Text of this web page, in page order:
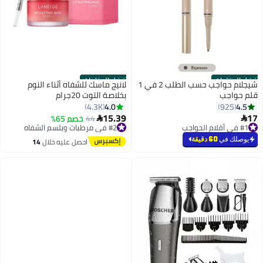
أفضل المنتجات شيجلام حواجب حسب الطلب 2 في 1
قلم حواجب
4.5
925
17#1 في أقلام الحواجب
بتخلّص بسرعة
تم بيع +1100 مؤخرًا
#1 في أقلام الحواجب
يوصلك في60 دقيقة
أفضل المنتجات
لانيج ماسك للشفاه أثناء النوم
بخلاصة التوت 20جرام
4.0
4.3K
15.39
44 خصم 65% #2 في مرطبات وبلسم الشفاه
توصيل مجاني
بتخلّص بسرعة
#2 في مرطبات وبلسم الشفاه
احصل عليه خلال14